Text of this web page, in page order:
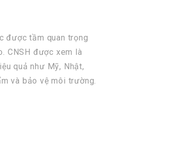
được tầm quan trọng
CNSH được xem là
quả như Mỹ, Nhật,
và bảo vệ môi trường.